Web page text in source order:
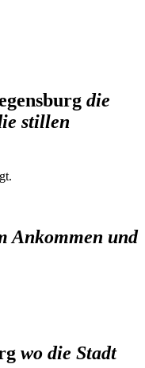
die
stillen
Ankommen und
wo die Stadt